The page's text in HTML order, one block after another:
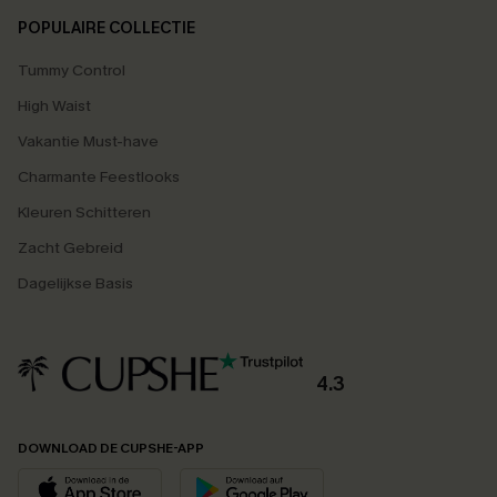
POPULAIRE COLLECTIE
Tummy Control
High Waist
Vakantie Must-have
Charmante Feestlooks
Kleuren Schitteren
Zacht Gebreid
Dagelijkse Basis
4.3
DOWNLOAD DE CUPSHE-APP